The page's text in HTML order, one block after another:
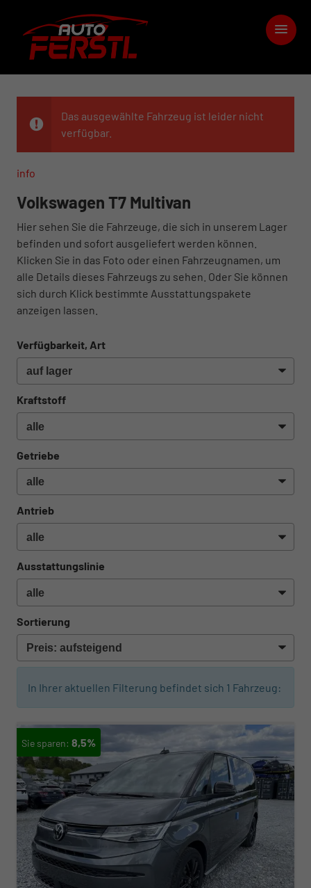
Das ausgewählte Fahrzeug ist leider nicht
verfügbar.
info
Volkswagen T7 Multivan
Hier sehen Sie die Fahrzeuge, die sich in unserem Lager
befinden und sofort ausgeliefert werden können.
Klicken Sie in das Foto oder einen Fahrzeugnamen, um
alle Details dieses Fahrzeugs zu sehen. Oder Sie können
sich durch Klick bestimmte Ausstattungspakete
anzeigen lassen.
Verfügbarkeit, Art
Kraftstoff
Getriebe
Antrieb
Ausstattungslinie
Sortierung
In Ihrer aktuellen Filterung befindet sich 1 Fahrzeug:
8,5%